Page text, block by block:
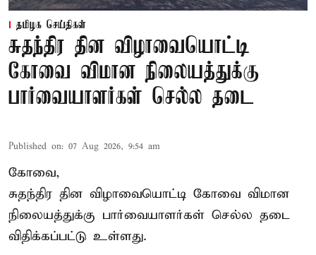
தமிழக செய்திகள்
சுதந்திர தின விழாவையொட்டி
கோவை விமான நிலையத்துக்கு
பார்வையாளர்கள் செல்ல தடை
Published on: 07 Aug 2026, 9:54 am
கோவை,
சுதந்திர தின விழாவையொட்டி கோவை விமான
நிலையத்துக்கு பார்வையாளர்கள் செல்ல தடை
விதிக்கப்பட்டு உள்ளது.